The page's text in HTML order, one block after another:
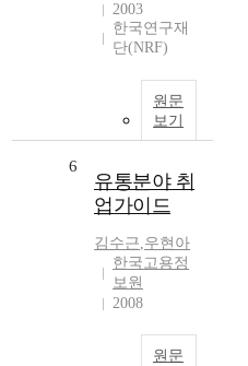
2003
한국연구재
단(NRF)
원문
보기
6
유통분야 취
업가이드
김수근,우현아
한국고용정
보원
2008
원문